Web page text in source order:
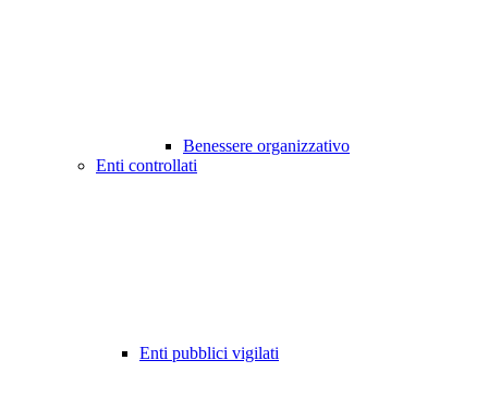
Benessere organizzativo
Enti controllati
Enti pubblici vigilati